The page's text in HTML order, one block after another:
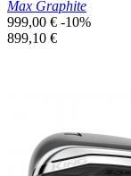
Max Graphite
Prix
de
999,00 € -10%
Prix
899,10 €
Aperçu rapide